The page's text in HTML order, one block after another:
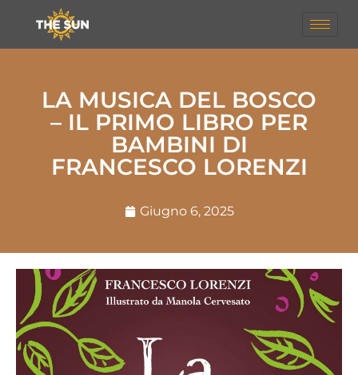
LA MUSICA DEL BOSCO
– IL PRIMO LIBRO PER
BAMBINI DI
FRANCESCO LORENZI
Giugno 6, 2025